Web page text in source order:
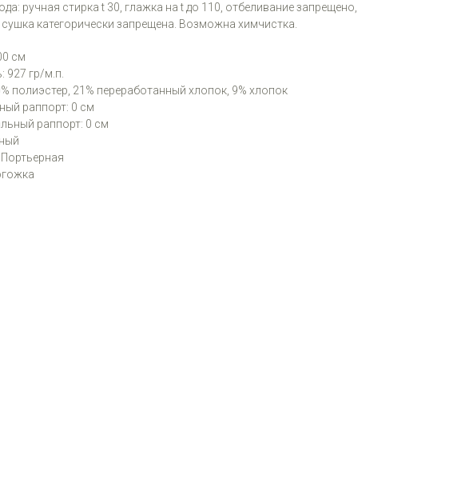
ручная стирка t 30, глажка на t до 110, отбеливание запрещено,
категорически запрещена. Возможна химчистка.
см
927 гр/м.п.
полиэстер, 21% переработанный хлопок, 9% хлопок
раппорт: 0 см
раппорт: 0 см